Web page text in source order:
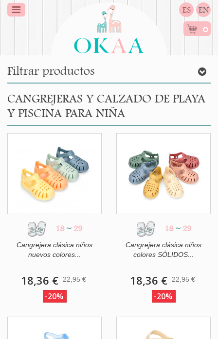
ES EN
0
Filtrar productos
CANGREJERAS Y CALZADO DE PLAYA
Y PISCINA PARA NIÑA
18 ~ 29
Cangrejera clásica niños
nuevos colores...
18,36 € 22,95 €
-20%
18 ~ 29
Cangrejera clásica niños
colores SÓLIDOS...
18,36 € 22,95 €
-20%